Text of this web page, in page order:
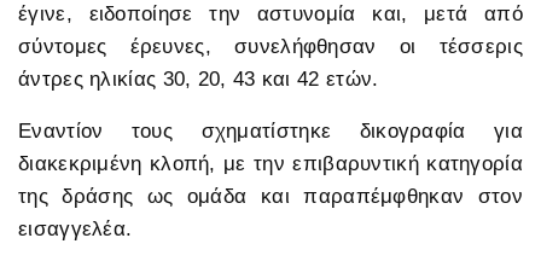
έγινε, ειδοποίησε την αστυνομία και, μετά από
σύντομες έρευνες, συνελήφθησαν οι τέσσερις
άντρες ηλικίας 30, 20, 43 και 42 ετών.
Εναντίον τους σχηματίστηκε δικογραφία για
διακεκριμένη κλοπή, με την επιβαρυντική κατηγορία
της δράσης ως ομάδα και παραπέμφθηκαν στον
εισαγγελέα.